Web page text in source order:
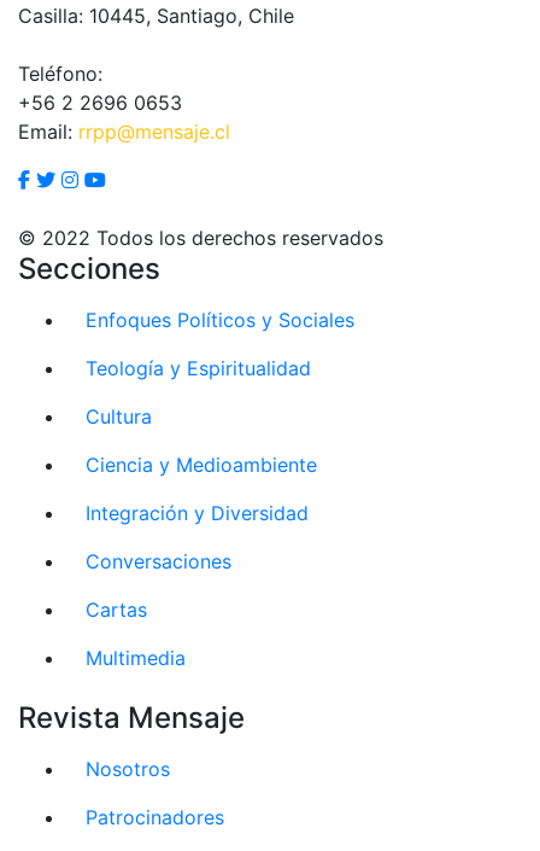
Casilla: 10445, Santiago, Chile
Teléfono:
+56 2 2696 0653
Email: rrpp@mensaje.cl
© 2022 Todos los derechos reservados
Secciones
Enfoques Políticos y Sociales
Teología y Espiritualidad
Cultura
Ciencia y Medioambiente
Integración y Diversidad
Conversaciones
Cartas
Multimedia
Revista Mensaje
Nosotros
Patrocinadores